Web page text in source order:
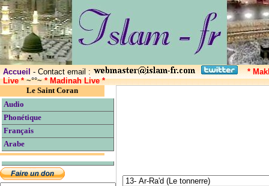
Accueil- Contact email :
*
Live *~°°~* Madinah Live *
Le Saint Coran
Audio
Phonétique
Français
Arabe